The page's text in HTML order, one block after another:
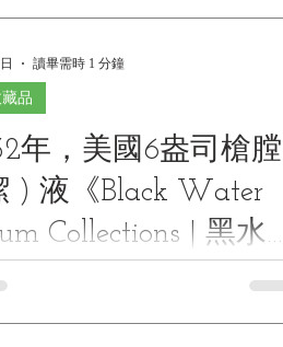
年，美國6盎司槍膛
) 液《Black Water
Collections | 黑水
館藏》
6 OZ. CLEANER RIFLE BORE(CR),
品
讀畢需時 1 分鐘